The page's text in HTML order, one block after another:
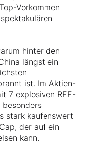
Vorkommen
hinter den
längst ein
ist. Im Aktien-
7 explosiven REE-
besonders
stark kaufenswert
der auf ein
kann.